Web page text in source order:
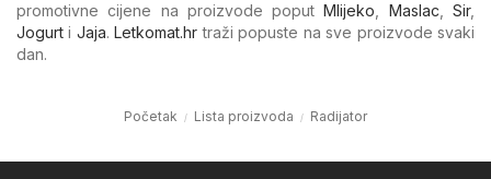
promotivne cijene na proizvode poput Mlijeko, Maslac,Sir,
Jogurt i Jaja. Letkomat.hr traži popuste na sve proizvode svaki
dan.
Početak Lista proizvoda Radijator